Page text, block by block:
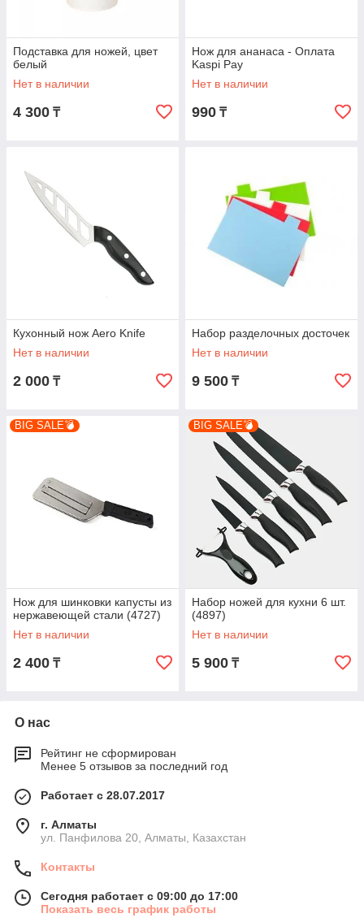
Подставка для ножей, цвет
белый
Нет в наличии
4 300 ₸
Нож для ананаса - Оплата
Kaspi Pay
Нет в наличии
990 ₸
Кухонный нож Aero Knife
Нет в наличии
2 000 ₸
Набор разделочных досточек
Нет в наличии
9 500 ₸
BIG SALE💣
Нож для шинковки капусты из
нержавеющей стали (4727)
Нет в наличии
2 400 ₸
BIG SALE💣
Набор ножей для кухни 6 шт.
(4897)
Нет в наличии
5 900 ₸
О нас
Рейтинг не сформирован
Менее 5 отзывов за последний год
Работает с 28.07.2017
г. Алматы
ул. Панфилова 20, Алматы, Казахстан
Контакты
Сегодня работает с 09:00 до 17:00
Показать весь график работы